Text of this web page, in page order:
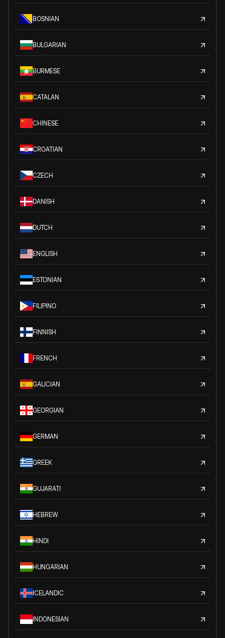
BOSNIAN
BULGARIAN
BURMESE
CATALAN
CHINESE
CROATIAN
CZECH
DANISH
DUTCH
ENGLISH
ESTONIAN
FILIPINO
FINNISH
FRENCH
GALICIAN
GEORGIAN
GERMAN
GREEK
GUJARATI
HEBREW
HINDI
HUNGARIAN
ICELANDIC
INDONESIAN